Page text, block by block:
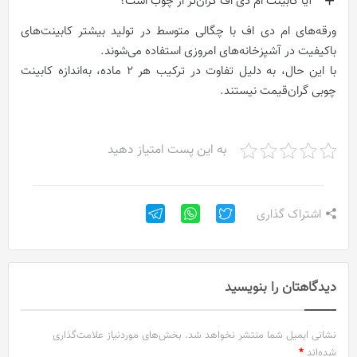
ورقه‌های ام دی اف با چگالی متوسط در تولید بیشتر کابینت‌های
باکیفیت در آشپزخانه‌های امروزی استفاده می‌شوند.
با این حال، به دلیل تفاوت در ترکیب هر 2 ماده، به‌اندازه کابینت
چوبی گران‌قیمت نیستند.
به این پست امتیاز دهید
اشتراک گذاری
دیدگاهتان را بنویسید
نشانی ایمیل شما منتشر نخواهد شد. بخش‌های موردنیاز علامت‌گذاری
شده‌اند *